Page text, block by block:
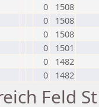
0
1508
0
1508
0
1508
0
1501
0
1482
0 1482
Feld